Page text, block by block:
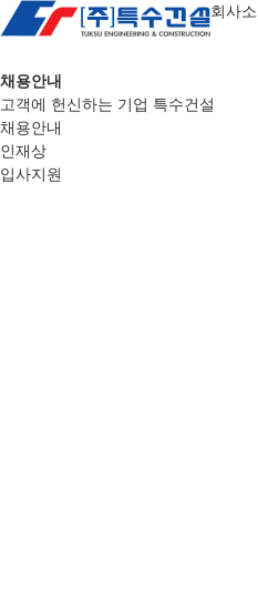
회사소
채용안내
고객에 헌신하는 기업 특수건설
채용안내
인재상
입사지원